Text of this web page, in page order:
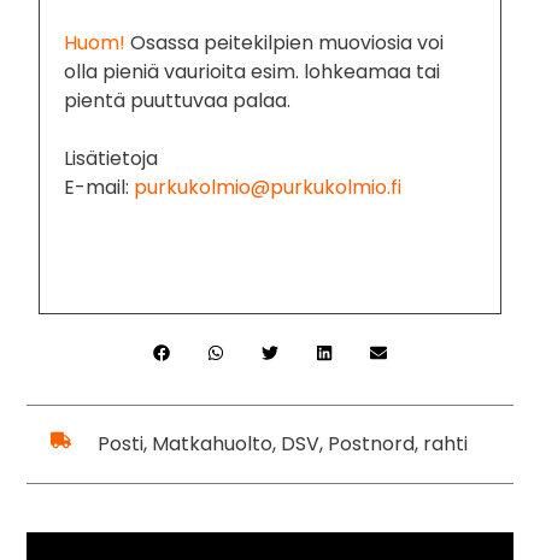
Huom! Osassa peitekilpien muoviosia voi
olla pieniä vaurioita esim. lohkeamaa tai
pientä puuttuvaa palaa.
Lisätietoja
E-mail: purkukolmio@purkukolmio.fi
Posti, Matkahuolto, DSV, Postnord, rahti